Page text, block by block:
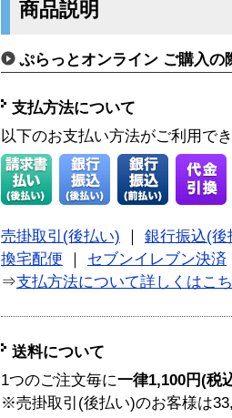
商品説明
ぷらっとオンライン ご購入の
支払方法について
以下のお支払い方法がご利用で
売掛取引(後払い)
銀行振込(後
換宅配便
セブンイレブン決済
⇒支払方法について詳しくはこ
送料について
1つのご注文毎に一律1,100円(税
※売掛取引(後払い)のお客様は